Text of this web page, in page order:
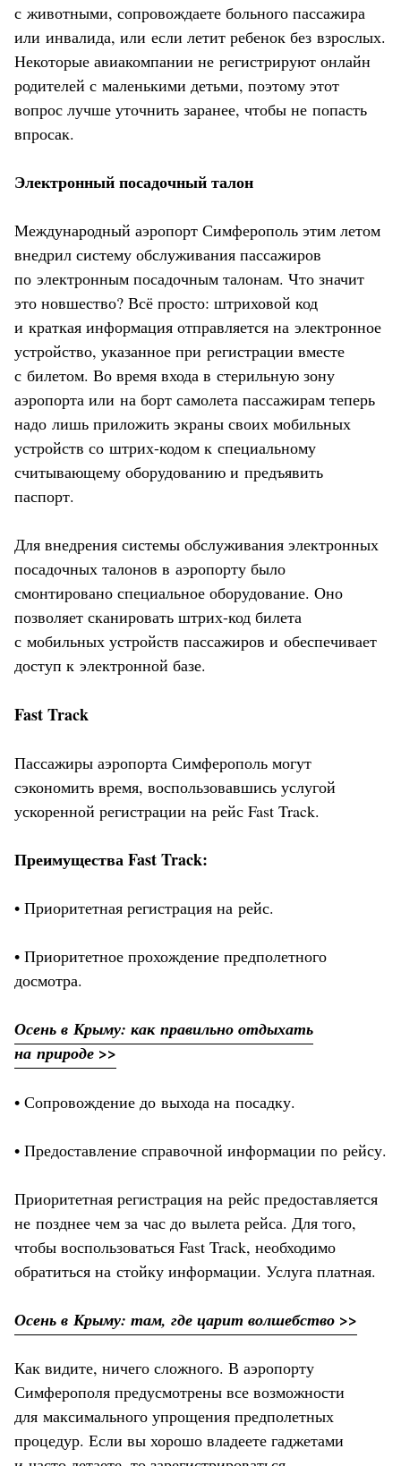
с животными, сопровождаете больного пассажира
или инвалида, или если летит ребенок без взрослых.
Некоторые авиакомпании не регистрируют онлайн
родителей с маленькими детьми, поэтому этот
вопрос лучше уточнить заранее, чтобы не попасть
впросак.
Электронный посадочный талон
Международный аэропорт Симферополь этим летом
внедрил систему обслуживания пассажиров
по электронным посадочным талонам. Что значит
это новшество? Всё просто: штриховой код
и краткая информация отправляется на электронное
устройство, указанное при регистрации вместе
с билетом. Во время входа в стерильную зону
аэропорта или на борт самолета пассажирам теперь
надо лишь приложить экраны своих мобильных
устройств со штрих-кодом к специальному
считывающему оборудованию и предъявить
паспорт.
Для внедрения системы обслуживания электронных
посадочных талонов в аэропорту было
смонтировано специальное оборудование. Оно
позволяет сканировать штрих-код билета
с мобильных устройств пассажиров и обеспечивает
доступ к электронной базе.
Fast Track
Пассажиры аэропорта Симферополь могут
сэкономить время, воспользовавшись услугой
ускоренной регистрации на рейс Fast Track.
Преимущества Fast Track:
• Приоритетная регистрация на рейс.
• Приоритетное прохождение предполетного
досмотра.
Осень в Крыму: как правильно отдыхать
на природе >>
• Сопровождение до выхода на посадку.
• Предоставление справочной информации по рейсу.
Приоритетная регистрация на рейс предоставляется
не позднее чем за час до вылета рейса. Для того,
чтобы воспользоваться Fast Track, необходимо
обратиться на стойку информации. Услуга платная.
Осень в Крыму: там, где царит волшебство >>
Как видите, ничего сложного. В аэропорту
Симферополя предусмотрены все возможности
для максимального упрощения предполетных
процедур. Если вы хорошо владеете гаджетами